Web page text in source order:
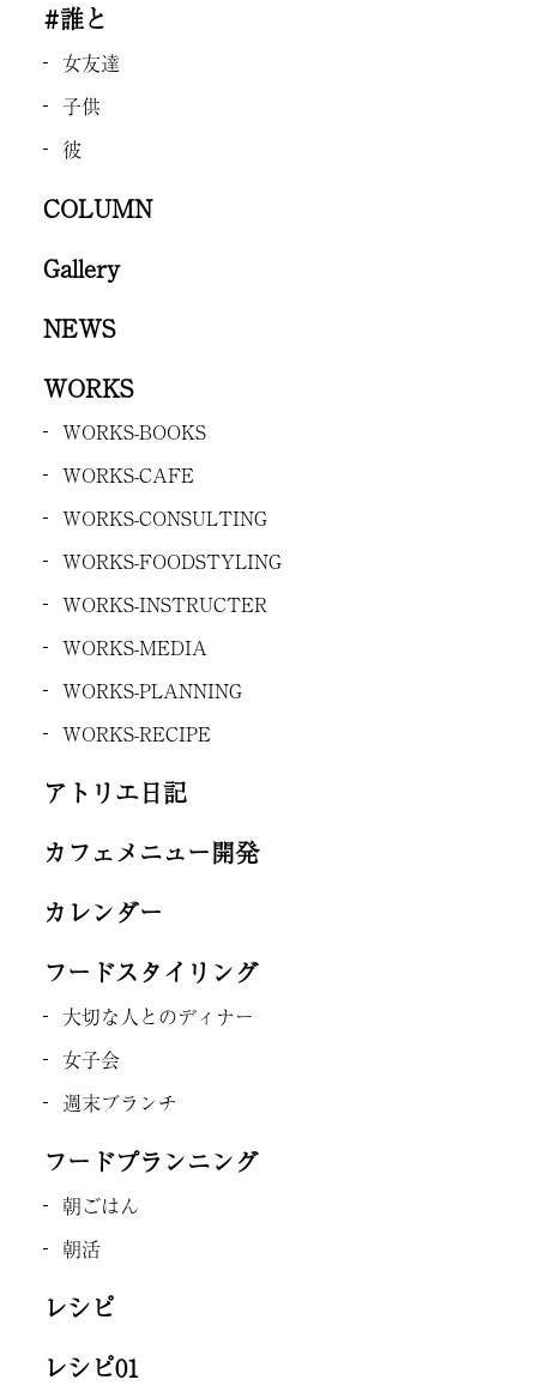
#誰と
女友達
子供
彼
COLUMN
Gallery
NEWS
WORKS
WORKS-BOOKS
WORKS-CAFE
WORKS-CONSULTING
WORKS-FOODSTYLING
WORKS-INSTRUCTER
WORKS-MEDIA
WORKS-PLANNING
WORKS-RECIPE
アトリエ日記
カフェメニュー開発
カレンダー
フードスタイリング
大切な人とのディナー
女子会
週末ブランチ
フードプランニング
朝ごはん
朝活
レシピ
レシピ01